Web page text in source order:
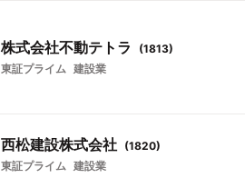
株式会社不動テトラ (1813)
東証プライム 建設業
西松建設株式会社 (1820)
東証プライム 建設業